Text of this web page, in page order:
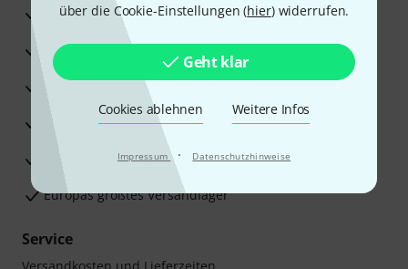
über die Cookie-Einstellungen (hier) widerrufen.
Geht klar
Cookies ablehnen Weitere Infos
Impressum · Datenschutzhinweise
3 Jahre Thomann Garantie
30 Tage Money-Back-Garantie
Reparaturservice
Beratung durch Fachexperten
Zufriedenheitsgarantie
Europas größtes Versandlager
Service